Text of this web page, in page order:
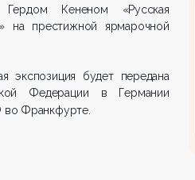
Кененом «Русская
на престижной ярмарочной
экспозиция будет передана
Федерации в Германии
во Франкфурте.